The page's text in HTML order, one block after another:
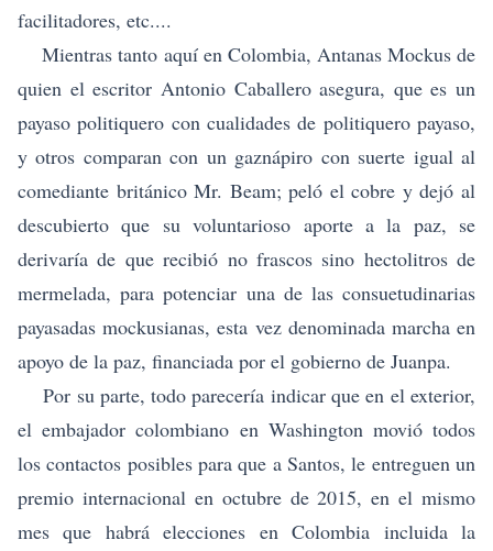
facilitadores, etc....
Mientras tanto aquí en Colombia, Antanas Mockus de
quien el escritor Antonio Caballero asegura, que es un
payaso politiquero con cualidades de politiquero payaso,
y otros comparan con un gaznápiro con suerte igual al
comediante británico Mr. Beam; peló el cobre y dejó al
descubierto que su voluntarioso aporte a la paz, se
derivaría de que recibió no frascos sino hectolitros de
mermelada, para potenciar una de las consuetudinarias
payasadas mockusianas, esta vez denominada marcha en
apoyo de la paz, financiada por el gobierno de Juanpa.
Por su parte, todo parecería indicar que en el exterior,
el embajador colombiano en Washington movió todos
los contactos posibles para que a Santos, le entreguen un
premio internacional en octubre de 2015, en el mismo
mes que habrá elecciones en Colombia incluida la